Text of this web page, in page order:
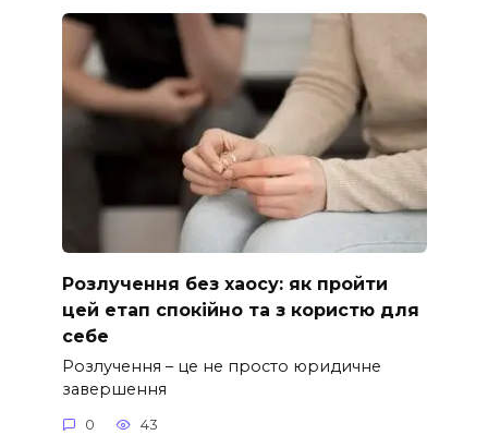
Розлучення без хаосу: як пройти
цей етап спокійно та з користю для
себе
Розлучення – це не просто юридичне
завершення
0 43